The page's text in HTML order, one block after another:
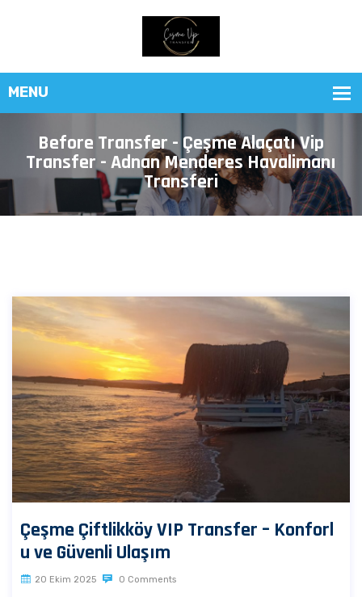
Before Transfer - Çeşme Alaçatı Vip
Transfer - Adnan Menderes Havalimanı
Transferi
Çeşme Çiftlikköy VIP Transfer – Konforl
u ve Güvenli Ulaşım
20 Ekim 2025 0 Comments